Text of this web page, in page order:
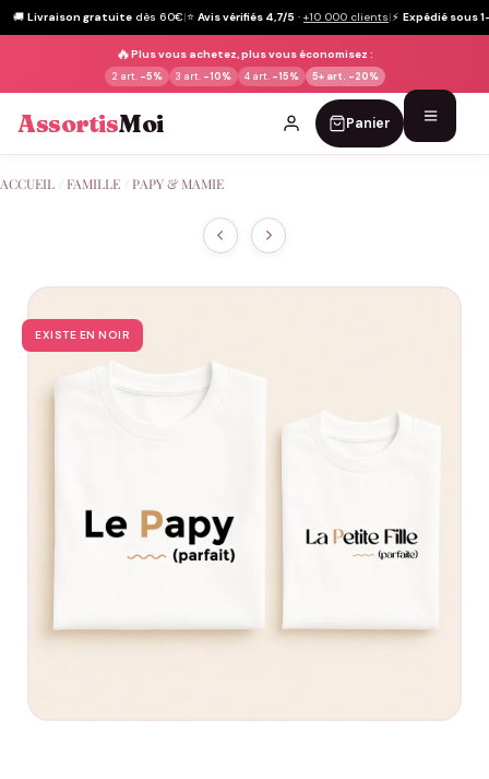
🚚 Livraison gratuite dès 60€|⭐ Avis vérifiés 4,7/5 · +10 000 clients|⚡ Expédié sous
🔥Plus vous achetez, plus vous économisez :
2 art. -5% 3 art. -10% 4 art. -15% 5+ art. -20%
AssortisMoi Panier
au
ACCUEIL FAMILLE PAPY & MAMIE
EXISTE EN NOIR